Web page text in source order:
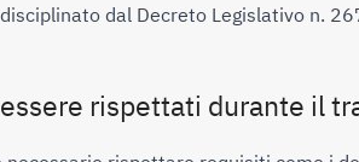
dal Decreto Legislativo n.
rispettati durante il